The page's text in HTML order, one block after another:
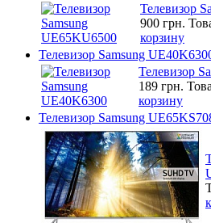
Телевизор
900 грн.
корзину
Телевизор Samsung
Телевизор
189 грн.
корзину
Телевизор Samsung